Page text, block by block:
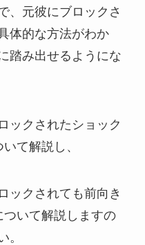
、元彼にブロックさ
体的な方法がわか
踏み出せるようにな
ックされたショック
て解説し、
ックされても前向き
いて解説しますの
。